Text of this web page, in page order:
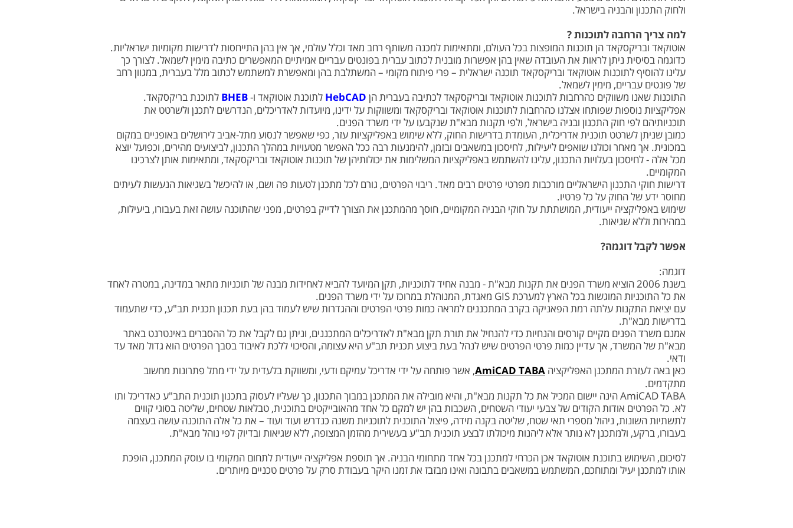
ולחוק התכנון והבניה בישראל.
למה צריך הרחבה לתוכנות ?
אוטוקאד ובריקסקאד הן תוכנות המופצות בכל העולם, ומתאימות למכנה משותף רחב מאד וכלל עולמי, אך אין בהן התייחסות לדרישות מקומיות ישראליות.
כדוגמה בסיסית ניתן לראות את העובדה שאין בהן אפשרות מובנית לכתוב עברית בפונטים עבריים אמיתיים המאפשרים כתיבה מימין לשמאל. לצורך כך
עלינו להוסיף לתוכנות אוטוקאד ובריקסקאד תוכנה ישראלית – פרי פיתוח מקומי – המשתלבת בהן ומאפשרת למשתמש לכתוב מלל בעברית, במגוון רחב
של פונטים עבריים, מימין לשמאל.
התוכנות שאנו משווקים כהרחבות לתוכנות אוטוקאד ובריקסקאד לכתיבה בעברית הן HebCAD לתוכנת אוטוקאד ו-BHEB לתוכנת בריקסקאד.
אפליקציות נוספות שפותחו אצלנו כהרחבות לתוכנות אוטוקאד ובריקסקאד ומשווקות על ידינו, מיועדות לאדריכלים, הנדרשים לתכנן ולשרטט את
תוכניותיהם לפי חוק התכנון ובניה בישראל, ולפי תקנות מבא"ת שנקבעו על ידי משרד הפנים.
כמובן שניתן לשרטט תוכנית אדריכלית, העומדת בדרישות החוק, ללא שימוש באפליקציות עזר, כפי שאפשר לנסוע מתל-אביב לירושלים באופניים במקום
במכונית. אך מאחר וכולנו שואפים ליעילות, לחיסכון במשאבים ובזמן, להימנעות רבה ככל האפשר מטעויות במהלך התכנון, לביצועים מהירים, וכפועל יוצא
מכל אלה - לחיסכון בעלויות התכנון, עלינו להשתמש באפליקציות המשלימות את יכולותיהן של תוכנות אוטוקאד ובריקסקאד, ומתאימות אותן לצרכינו
המקומיים.
דרישות חוקי התכנון הישראליים מורכבות מפרטי פרטים רבים מאד. ריבוי הפרטים, גורם לכל מתכנן לטעות פה ושם, או להיכשל בשגיאות הנעשות לעיתים
מחוסר ידע של החוק על כל פרטיו.
שימוש באפליקציה ייעודית, המושתתת על חוקי הבניה המקומיים, חוסך מהמתכנן את הצורך לדייק בפרטים, מפני שהתוכנה עושה זאת בעבורו, ביעילות,
במהירות וללא שגיאות.
אפשר לקבל דוגמה?
דוגמה:
בשנת 2006 הוציא משרד הפנים את תקנות מבא"ת - מבנה אחיד לתוכניות, תקן המיועד להביא לאחידות מבנה של תוכניות מתאר במדינה, במטרה לאחד
את כל התוכניות המוגשות בכל הארץ למערכת GIS מאגדת, המנוהלת במרוכז על ידי משרד הפנים.
עם יציאת התקנות עלתה רמת הפאניקה בקרב המתכננים למראה כמות פרטי הפרטים וההגדרות שיש לעמוד בהן בעת תכנון תכנית תב"ע, כדי שתעמוד
בדרישות מבא"ת.
אמנם משרד הפנים מקיים קורסים והנחיות כדי להנחיל את תורת תקן מבא"ת לאדריכלים המתכננים, וניתן גם לקבל את כל ההסברים באינטרנט באתר
מבא"ת של המשרד, אך עדיין כמות פרטי הפרטים שיש לנהל בעת ביצוע תכנית תב"ע היא עצומה, והסיכוי ללכת לאיבוד בסבך הפרטים הוא גדול מאד עד
ודאי.
כאן באה לעזרת המתכנן האפליקציה AmiCAD TABA, אשר פותחה על ידי אדריכל עמיקם ודעי, ומשווקת בלעדית על ידי מתל פתרונות מחשוב
מתקדמים.
AmiCAD TABA הינה יישום המכיל את כל תקנות מבא"ת, והיא מובילה את המתכנן במבוך התכנון, כך שעליו לעסוק בתכנון תוכנית התב"ע כאדריכל ותו
לא. כל הפרטים אודות הקודים של צבעי יעודי השטחים, השכבות בהן יש למקם כל אחד מהאובייקטים בתוכנית, טבלאות שטחים, שליטה בסוגי קווים
לתשתיות השונות, ניהול מספרי תאי שטח, שליטה בקנה מידה, פיצול התוכנית לתוכניות משנה כנדרש ועוד ועוד – את כל אלה התוכנה עושה בעצמה
בעבורו, ברקע, ולמתכנן לא נותר אלא ליהנות מיכולתו לבצע תוכנית תב"ע בעשירית מהזמן המצופה, ללא שגיאות ובדיוק לפי נוהל מבא"ת.
לסיכום, השימוש בתוכנת אוטוקאד אכן הכרחי למתכנן בכל אחד מתחומי הבניה. אך תוספת אפליקציה ייעודית לתחום המקומי בו עוסק המתכנן, הופכת
אותו למתכנן יעיל ומתוחכם, המשתמש במשאבים בתבונה ואינו מבזבז את זמנו היקר בעבודת סרק על פרטים טכניים מיותרים.